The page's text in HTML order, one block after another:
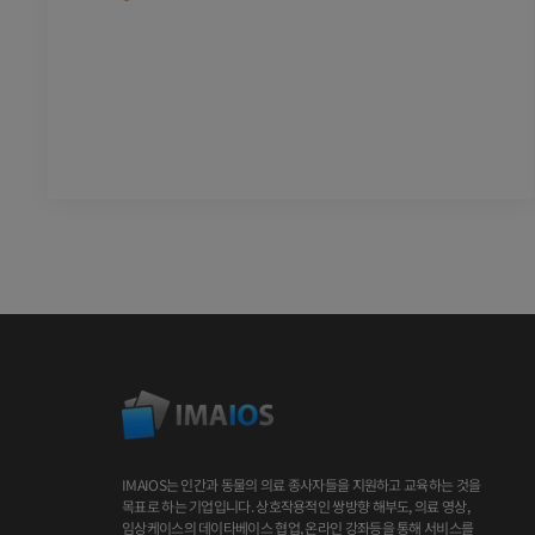
IMAIOS는 인간과 동물의 의료 종사자들을 지원하고 교육하는 것을
목표로 하는 기업입니다. 상호작용적인 쌍방향 해부도, 의료 영상,
임상케이스의 데이타베이스 협업, 온라인 강좌등을 통해 서비스를